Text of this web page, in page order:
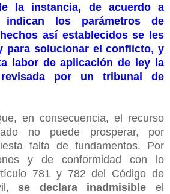
la instancia, de acuerdo a
los parámetros de
así establecidos se les
para solucionar el conflicto, y
labor de aplicación de ley la
por un tribunal de
en consecuencia, el recurso
no puede prosperar, por
falta de fundamentos. Por
y de conformidad con lo
781 y 782 del Código de
se declara inadmisible el